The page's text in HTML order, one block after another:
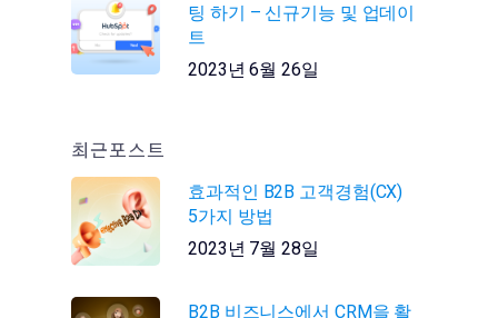
팅 하기 – 신규기능 및 업데이
트
2023년 6월 26일
최근포스트
효과적인 B2B 고객경험(CX)
5가지 방법
2023년 7월 28일
B2B 비즈니스에서 CRM을 활